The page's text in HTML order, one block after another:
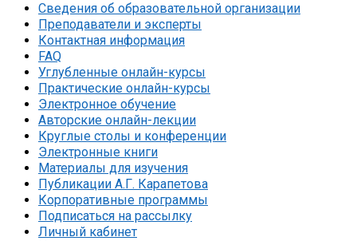
Сведения об образовательной организации
Преподаватели и эксперты
Контактная информация
FAQ
Углубленные онлайн-курсы
Практические онлайн-курсы
Электронное обучение
Авторские онлайн-лекции
Круглые столы и конференции
Электронные книги
Материалы для изучения
Публикации А.Г. Карапетова
Корпоративные программы
Подписаться на рассылку
Личный кабинет